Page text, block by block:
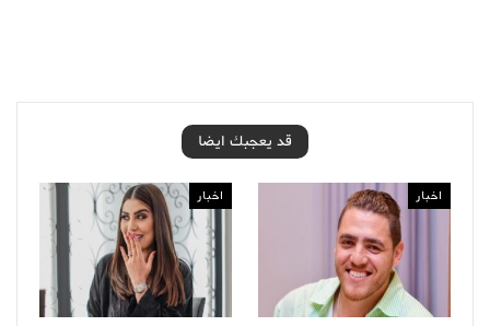
قد يعجبك ايضا
اخبار اخبار